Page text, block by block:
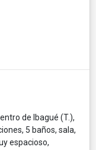
de Ibagué (T.),
5 baños, sala,
espacioso,